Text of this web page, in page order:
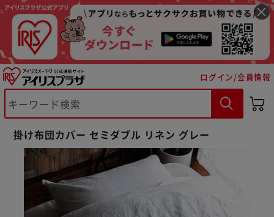
ログイン/会員情報
掛け布団カバー セミダブル リネン グレー